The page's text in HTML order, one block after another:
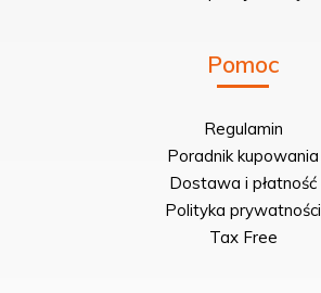
Pomoc
Regulamin
Poradnik kupowania
Dostawa i płatność
Polityka prywatności
Tax Free